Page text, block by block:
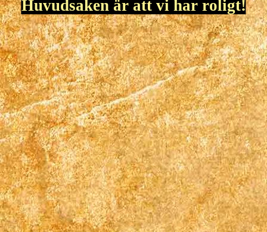
Huvudsaken är att vi har roligt!